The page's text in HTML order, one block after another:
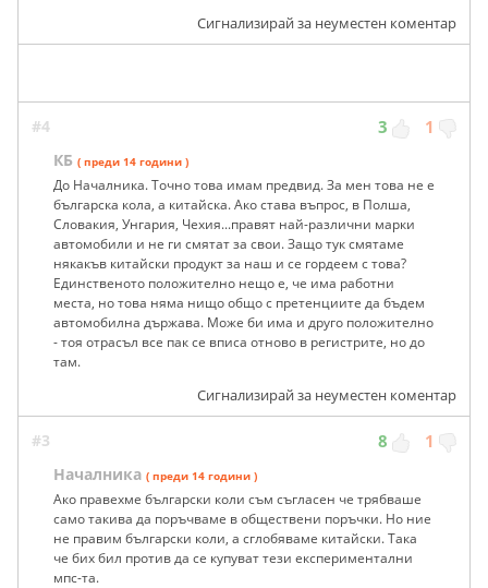
Сигнализирай за неуместен коментар
#4 3 1
КБ ( преди 14 години )
До Началника. Точно това имам предвид. За мен това не е
българска кола, а китайска. Ако става въпрос, в Полша,
Словакия, Унгария, Чехия...правят най-различни марки
автомобили и не ги смятат за свои. Защо тук смятаме
някакъв китайски продукт за наш и се гордеем с това?
Единственото положително нещо е, че има работни
места, но това няма нищо общо с претенциите да бъдем
автомобилна държава. Може би има и друго положително
- тоя отрасъл все пак се вписа отново в регистрите, но до
там.
Сигнализирай за неуместен коментар
#3 8 1
Началника ( преди 14 години )
Ако правехме български коли съм съгласен че трябваше
само такива да поръчваме в обществени поръчки. Но ние
не правим български коли, а сглобяваме китайски. Така
че бих бил против да се купуват тези експериментални
мпс-та.